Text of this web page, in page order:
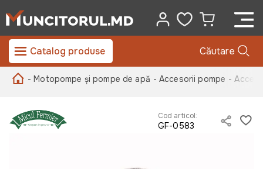
Catalog produse Căutare
- Motopompe și pompe de apă - Accesorii pompe -
Cod articol:
GF-0583